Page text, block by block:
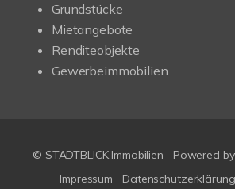
Grundstücke
Mietangebote
Renditeobjekte
Gewerbeimmobilien
© STADTBLICK Immobilien Powered by
Impressum
Datenschutzerklärung